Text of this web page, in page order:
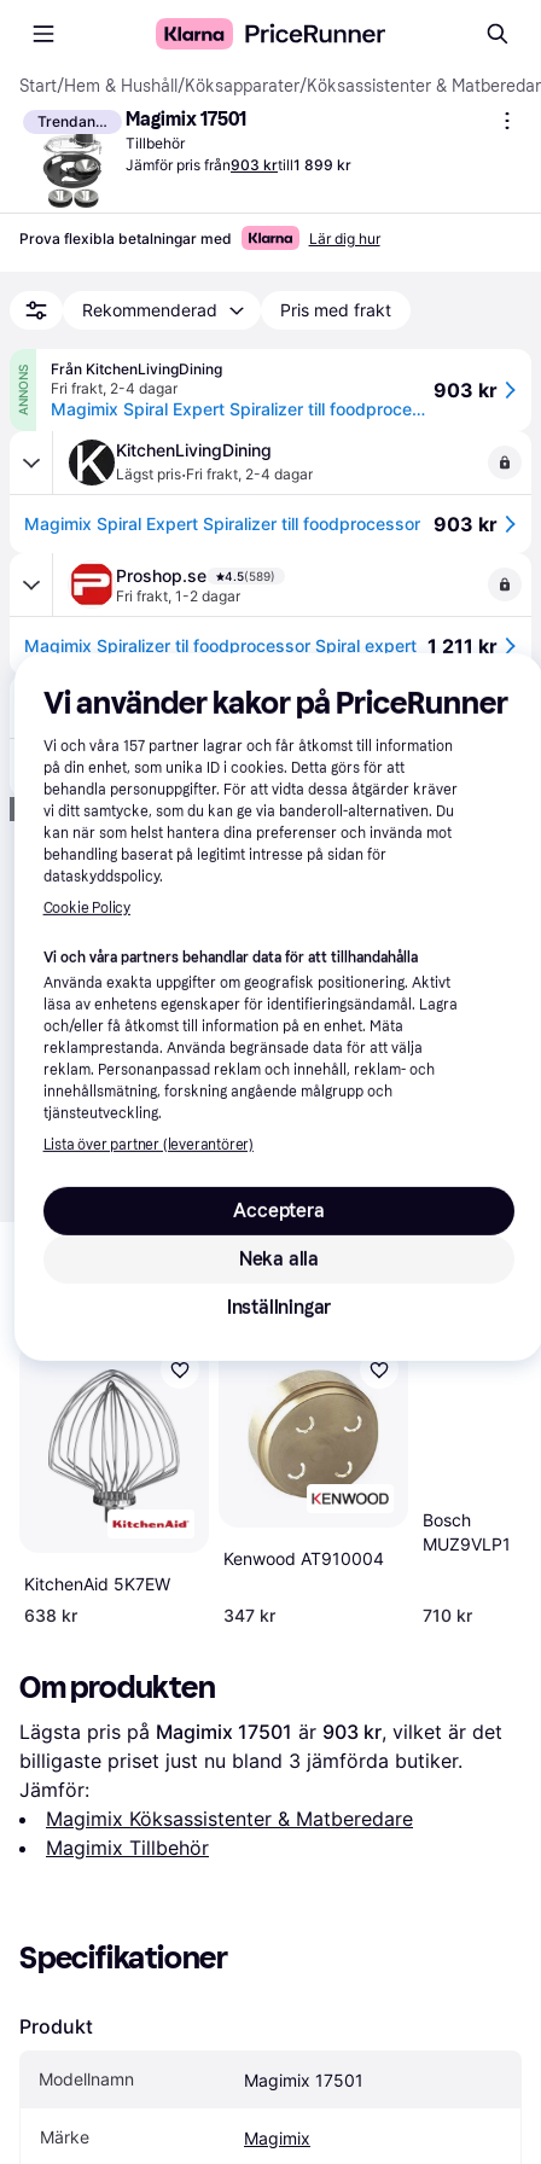
Start/Hem & Hushåll /Köksapparater/Köksassistenter &
Trendande Magimix 17501
Tillbehör
Jämför pris från903 krtill1 899 kr
Prova flexibla betalningar med Lär dig hur
Rekommenderad Pris med frakt
ANNONS
Från KitchenLivingDining
Fri frakt, 2-4 dagar
Magimix Spiral Expert Spiralizer till foodprocessor
903 kr
KitchenLivingDining
Lägst pris·Fri frakt, 2-4 dagar
Magimix Spiral Expert Spiralizer till foodprocessor 903 kr
Proshop.se 4.5(589)
Fri frakt, 1-2 dagar
Magimix Spiralizer til foodprocessor Spiral expert 1 211 kr
kitchenlab.se
Beställningsvara
Spiralsvarv, Spiral Expert - Magimix
Annons
Relaterade produkter
KitchenAid 5K7EW
638 kr
Kenwood AT910004
347 kr
Bosch
MUZ9VLP1
710 kr
Om produkten
Lägsta pris på Magimix 17501 är 903 kr, vilket är det
billigaste priset just nu bland 3 jämförda butiker.
Jämför:
Magimix Köksassistenter & Matberedare
Magimix Tillbehör
Specifikationer
Produkt
Modellnamn Magimix 17501
Märke Magimix
Vi använder kakor på PriceRunner
Vi och våra 157partner lagrar och får åtkomst till information
på din enhet, som unika ID i cookies. Detta görs för att
behandla personuppgifter. För att vidta dessa åtgärder kräver
vi ditt samtycke, som du kan ge via banderoll-alternativen. Du
kan när som helst hantera dina preferenser och invända mot
behandling baserat på legitimt intresse på sidan för
dataskyddspolicy.
Cookie Policy
Vi och våra partners behandlar data för att tillhandahålla
Använda exakta uppgifter om geografisk positionering. Aktivt
läsa av enhetens egenskaper för identifieringsändamål. Lagra
och/eller få åtkomst till information på en enhet. Mäta
reklamprestanda. Använda begränsade data för att välja
reklam. Personanpassad reklam och innehåll, reklam- och
innehållsmätning, forskning angående målgrupp och
tjänsteutveckling.
Lista över partner (leverantörer)
Neka alla
Acceptera
Inställningar